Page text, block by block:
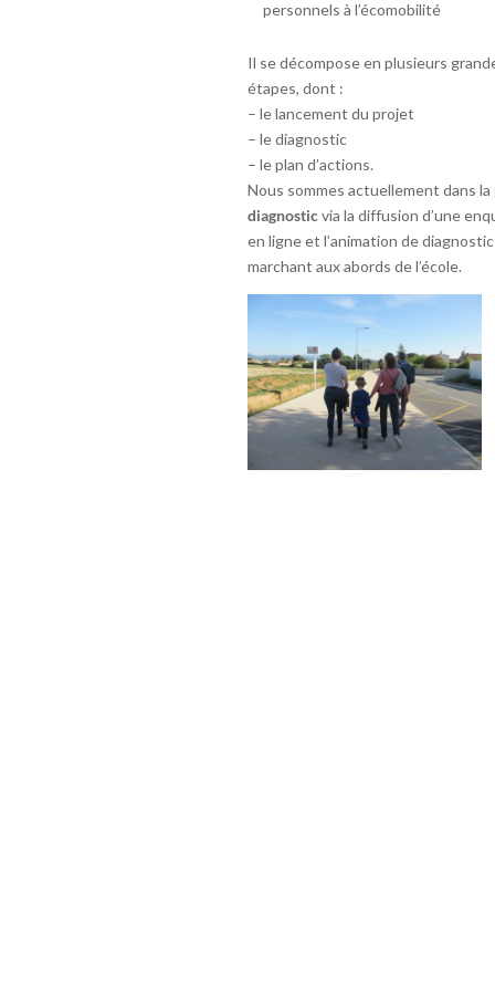
personnels à l’écomobilité
Il se décompose en plusieurs
étapes, dont :
– le lancement du projet
– le diagnostic
– le plan d’actions.
Nous sommes actuellement dans la
diagnosticvia la diffusion d’une
en ligne et l’animation de
marchant aux abords de l’école.